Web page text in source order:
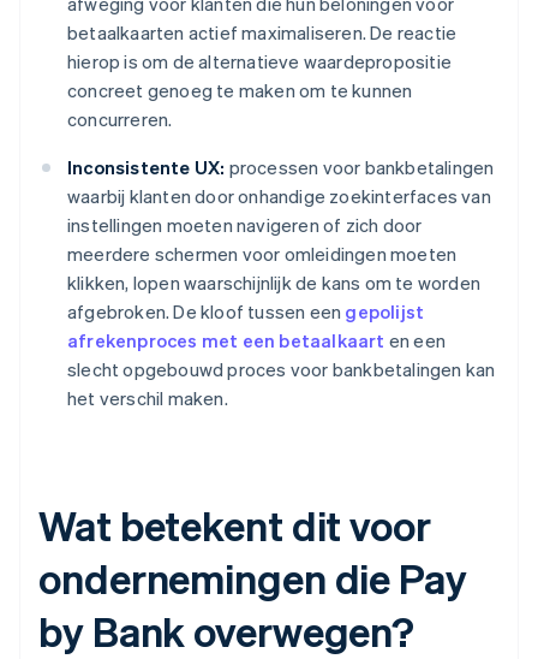
betaalkaarten actief maximaliseren. De reactie
hierop is om de alternatieve waardepropositie
concreet genoeg te maken om te kunnen
concurreren.
Inconsistente UX: processen voor bankbetalingen
waarbij klanten door onhandige zoekinterfaces van
instellingen moeten navigeren of zich door
meerdere schermen voor omleidingen moeten
klikken, lopen waarschijnlijk de kans om te worden
afgebroken. De kloof tussen een gepolijst
afrekenproces met een betaalkaart en een
slecht opgebouwd proces voor bankbetalingen kan
het verschil maken.
Wat betekent dit voor
ondernemingen die Pay
by Bank overwegen?